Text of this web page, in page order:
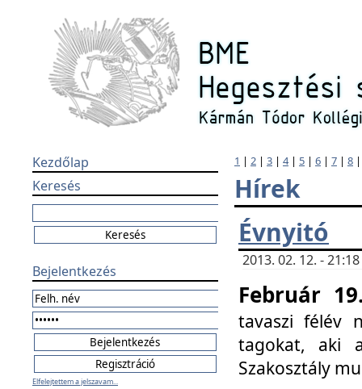
Kezdőlap
Keresés
Bejelentkezés
Elfelejtettem a jelszavam...
1 | 2 | 3 | 4| 5 | 6 | 7 | 8
Hírek
Évnyitó
2013. 02. 12. -
Február
tavaszi félév
tagokat, aki
Szakosztály